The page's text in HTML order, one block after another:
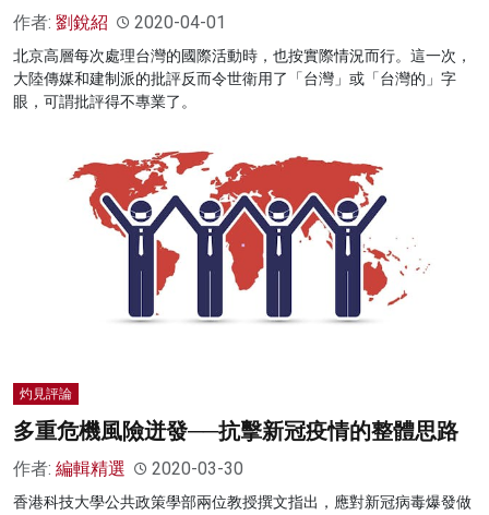
作者: 劉銳紹 2020-04-01
北京高層每次處理台灣的國際活動時，也按實際情況而行。這一次，
大陸傳媒和建制派的批評反而令世衛用了「台灣」或「台灣的」字
眼，可謂批評得不專業了。
灼見評論
多重危機風險迸發──抗擊新冠疫情的整體思路
作者: 編輯精選 2020-03-30
香港科技大學公共政策學部兩位教授撰文指出，應對新冠病毒爆發做